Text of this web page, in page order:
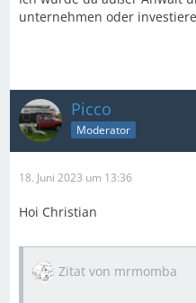
unternehmen oder
Picco
Moderator
18. Juni 2023 um 13:36
Hoi Christian
Zitat von mrmomba